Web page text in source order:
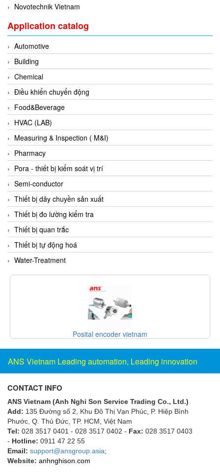
Envada
Environmental Compliance Products
EPC
EPE Process Filters & Accumulators
Epro/Emerson
ERE WIRELESS
Erhardt-Leimer
Erhardt-Leimer
Erhardt-leimer
ERICHSEN
Erinda/Delta
ESA Automation Vietnam
Esa Pyronics
Euchner
EUCHNER GmbH + Co. KG VietNam
Eurotherm Vietnam
Eurovent
Evoqua
Exide Technologies Vietnam
FAIRCHILD
FANUC
FDM/ F.lli Della Marca Srl
FEIN
Felm
FESTO
FHF (EATON Crouse-Hinds)
Fife/ Maxcess
Fimet
Novotechnik Vietnam
Application catalog
Automotive
Building
Chemical
Điều khiển chuyển động
Food&Beverage
HVAC (LAB)
Measuring & Inspection ( M&I)
Pharmacy
Pora - thiết bị kiểm soát vị trí
Semi-conductor
Thiết bị dây chuyền sản xuất
Thiết bị đo lường kiểm tra
Thiết bị quan trắc
Thiết bị tự động hoá
Water-Treatment
SANKO ELECTRONIC LABOLATORY
ANS Vietnam Leading automation, Leading innovation
CONTACT INFO
ANS Vietnam (Anh Nghi Son Service Trading Co., Ltd.)
Add: 135 Đường số 2, Khu Đô Thị Vạn Phúc, P. Hiệp Bình
Phước, Q. Thủ Đức, TP. HCM , Việt Nam
Tel: 028 3517 0401 - 028 3517 0402 - Fax: 028 3517 0403
- Hotline: 0911 47 22 55
Email: support@ansgroup.asia;
Website: anhnghison.com